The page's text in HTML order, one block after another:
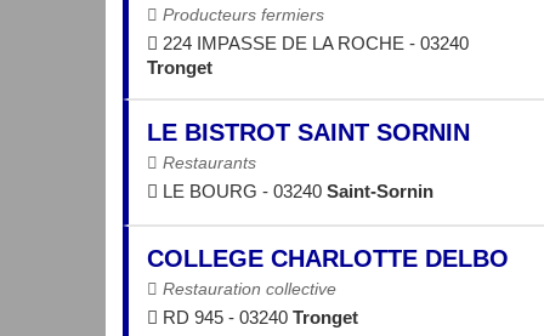
Producteurs fermiers
224 IMPASSE DE LA ROCHE - 03240
Tronget
LE BISTROT SAINT SORNIN
Restaurants
LE BOURG - 03240 Saint-Sornin
COLLEGE CHARLOTTE DELBO
Restauration collective
RD 945 - 03240 Tronget